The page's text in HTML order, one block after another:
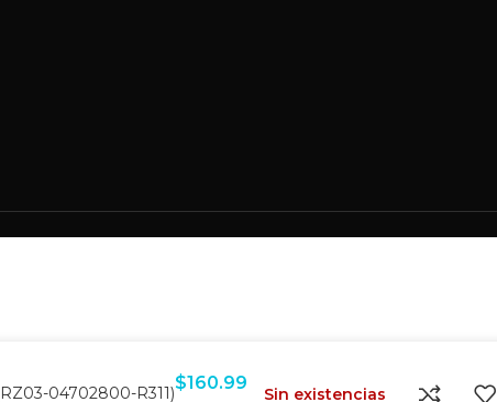
04702800-R311)$160.99
Sin existencias